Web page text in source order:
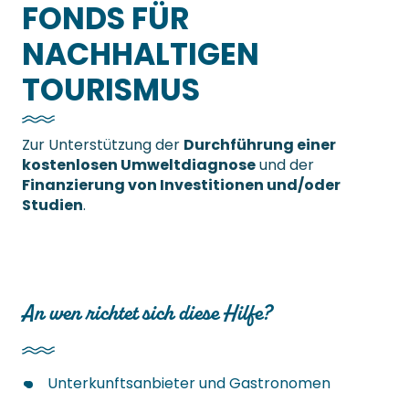
FONDS FÜR
NACHHALTIGEN
TOURISMUS
Zur Unterstützung der Durchführung einer
kostenlosen Umweltdiagnoseund der
Finanzierung von Investitionen und/oder
Studien.
An wen richtet sich diese Hilfe?
Unterkunftsanbieter und Gastronomen